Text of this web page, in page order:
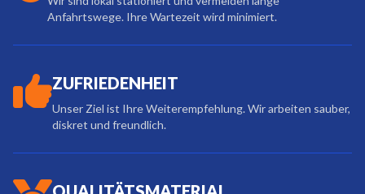
Anfahrtswege. Ihre Wartezeit wird minimiert.
ZUFRIEDENHEIT
Unser Ziel ist Ihre Weiterempfehlung. Wir arbeiten sauber,
diskret und freundlich.